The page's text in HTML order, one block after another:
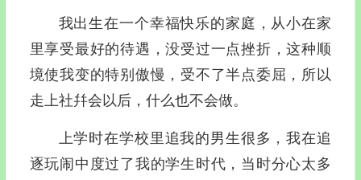
我出生在一个幸福快乐的家庭，从小在家
里享受最好的待遇，没受过一点挫折，这种顺
境使我变的特别傲慢，受不了半点委屈，所以
走上社幷会以后，什么也不会做。
上学时在学校里追我的男生很多，我在追
逐玩闹中度过了我的学生时代，当时分心太多